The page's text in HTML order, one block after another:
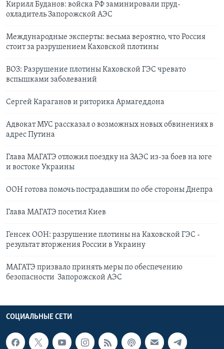
Кирилл Буданов: войска РФ заминировали пруд-
охладитель Запорожской АЭС
Международные эксперты: весьма вероятно, что Россия
стоит за разрушением Каховской плотины
ВОЗ: Разрушение плотины Каховской ГЭС чревато
вспышками заболеваний
Сергей Караганов и риторика Армагеддона
Адвокат МУС рассказал о возможных новых обвинениях в
адрес Путина
Глава МАГАТЭ отложил поездку на ЗАЭС из-за боев на юге
и востоке Украины
ООН готова помочь пострадавшим по обе стороны Днепра
Глава МАГАТЭ посетил Киев
Генсек ООН: разрушение плотины на Каховской ГЭС -
результат вторжения России в Украину
МАГАТЭ призвало принять меры по обеспечению
безопасности Запорожской АЭС
СОЦИАЛЬНЫЕ СЕТИ